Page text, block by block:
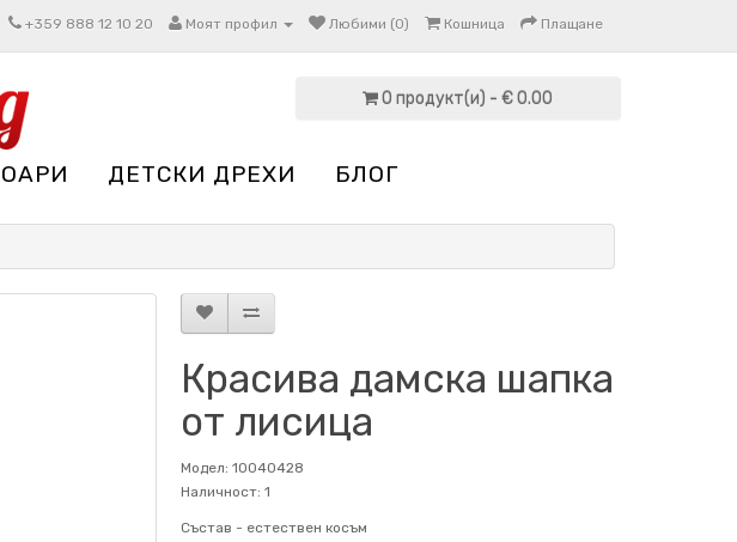
+359 888 12 10 20 Моят профил Любими (0) Кошница Плащане
0 продукт(и) - € 0.00
ДЕТСКИ ДРЕХИ БЛОГ
Красива дамска шапка
от лисица
Модел: 10040428
Наличност: 1
Състав - естествен косъм